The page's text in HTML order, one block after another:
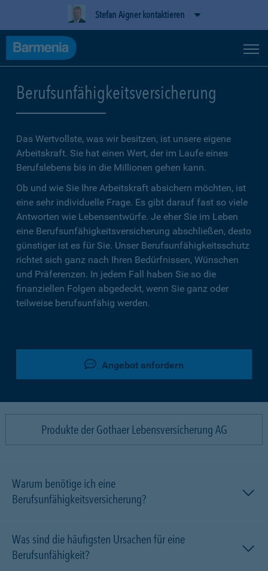
Stefan Aigner kontaktieren
Berufsunfähigkeitsversicherung
Das Wertvollste, was wir besitzen, ist unsere eigene
Arbeitskraft. Sie hat einen Wert, der im Laufe eines
Berufslebens bis in die Millionen gehen kann.
Ob und wie Sie Ihre Arbeitskraft absichern möchten, ist
eine sehr individuelle Frage. Es gibt darauf fast so viele
Antworten wie Lebensentwürfe. Je eher Sie im Leben
eine Berufsunfähigkeitsversicherung abschließen, desto
günstiger ist es für Sie. Unser Berufsunfähigkeitsschutz
richtet sich ganz nach Ihren Bedürfnissen, Wünschen
und Präferenzen. In jedem Fall haben Sie so die
finanziellen Folgen abgedeckt, wenn Sie ganz oder
teilweise berufsunfähig werden.
Angebot anfordern
Produkte der Gothaer Lebensversicherung AG
Warum benötige ich eine
Berufsunfähigkeitsversicherung?
Was sind die häufigsten Ursachen für eine
Berufsunfähigkeit?